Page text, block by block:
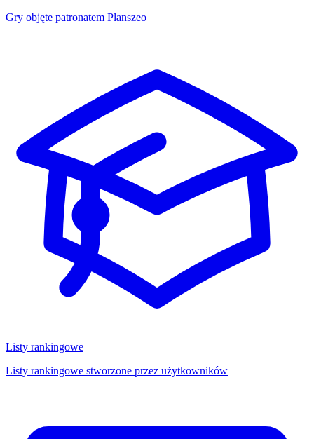
Gry objęte patronatem Planszeo
Listy rankingowe
Listy rankingowe stworzone przez użytkowników